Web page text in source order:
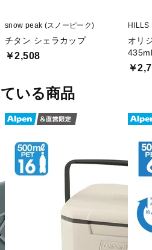
snow peak (スノーピーク)
チタン シェラカップ
￥2,508
HILLS
オリ
￥
いる商品